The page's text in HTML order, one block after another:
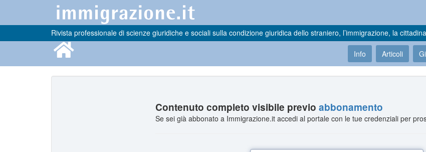
Rivista professionale di scienze giuridiche e sociali sulla condizione giuridica dello straniero, l’immigrazione, la
Info Articoli
Contenuto completo visibile previoabbonamento
Se sei già abbonato a Immigrazione.it accedi al portale con le tue credenziali per